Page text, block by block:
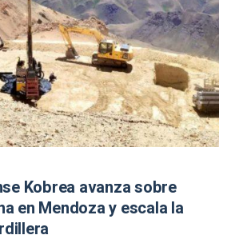
Kobrea avanza sobre
en Mendoza y escala la